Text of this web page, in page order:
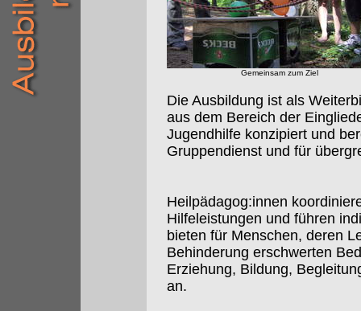
Gemeinsam zum Ziel
Die Ausbildung ist als
aus dem Bereich der
Jugendhilfe konzipiert und
Gruppendienst und für
Heilpädagog:innen
Hilfeleistungen und führen
bieten für Menschen, deren
Behinderung erschwerten
Erziehung, Bildung,
an.